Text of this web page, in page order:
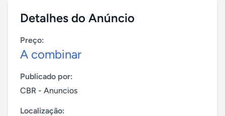
Detalhes do Anúncio
Preço:
A combinar
Publicado por:
CBR - Anuncios
Localização: